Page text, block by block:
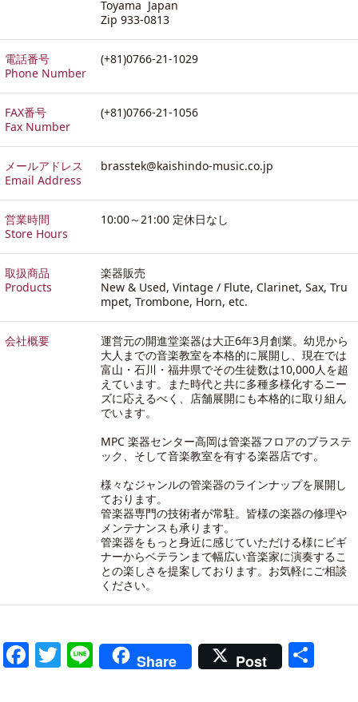
Toyama Japan
Zip 933-0813
電話番号
Phone Number
(+81)0766-21-1029
FAX番号
Fax Number
(+81)0766-21-1056
メールアドレス
Email Address
brasstek@kaishindo-music.co.jp
営業時間
Store Hours
10:00～21:00 定休日なし
取扱商品
Products
楽器販売
New & Used, Vintage / Flute, Clarinet, Sax, Tru
mpet, Trombone, Horn, etc.
会社概要
運営元の開進堂楽器は大正6年3月創業。幼児から
大人までの音楽教室を本格的に展開し、現在では
富山・石川・福井県でその生徒数は10,000人を超
えています。また時代と共に多種多様化するニー
ズに応えるべく、店舗展開にも本格的に取り組ん
でいます。
MPC 楽器センター高岡は管楽器フロアのブラステ
ック、そして音楽教室を有する楽器店です。
様々なジャンルの管楽器のラインナップを展開し
ております。
管楽器専門の技術者が常駐。皆様の楽器の修理や
メンテナンスも承ります。
管楽器をもっと身近に感じていただける様にビギ
ナーからベテランまで幅広い音楽家に演奏するこ
との楽しさを提案しております。お気軽にご相談
ください。
Facebook
Twitter
LineShare Post